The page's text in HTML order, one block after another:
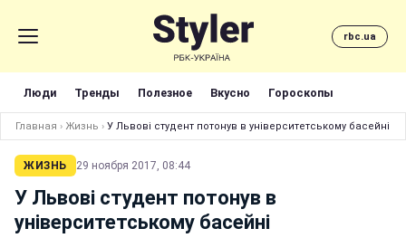
rbc.ua
Люди Тренды Полезное Вкусно Гороскопы
Главная › Жизнь › У Львові студент потонув в університетському басейні
ЖИЗНЬ 29 ноября 2017, 08:44
У Львові студент потонув в
університетському басейні